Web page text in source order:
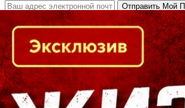
Кто есть кто в Байкальском регионе